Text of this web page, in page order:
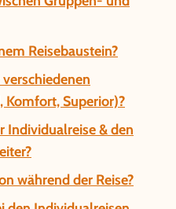
Reisebaustein?
Komfort, Superior)?
Individualreise & den
während der Reise?